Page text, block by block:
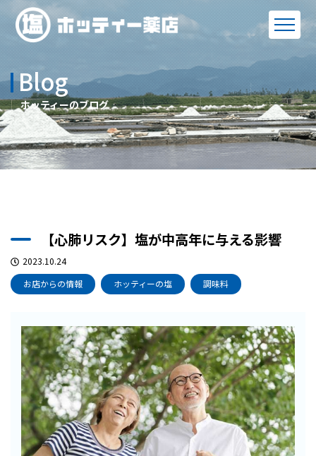
Blog
ホッティーのブログ
【心肺リスク】塩が中高年に与える影響
2023.10.24
お店からの情報
ホッティーの塩 調味料